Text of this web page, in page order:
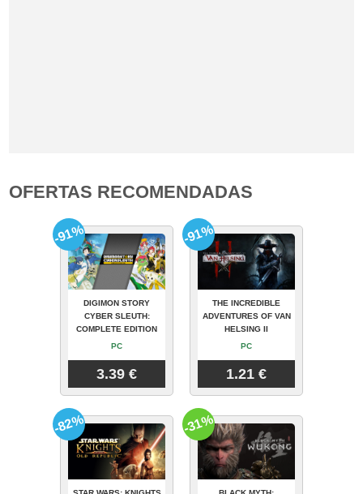
OFERTAS RECOMENDADAS
DIGIMON STORY
CYBER SLEUTH:
COMPLETE EDITION
PC
3.39 €
-91%
THE INCREDIBLE
ADVENTURES OF VAN
HELSING II
PC
1.21 €
-91%
-82% -31%